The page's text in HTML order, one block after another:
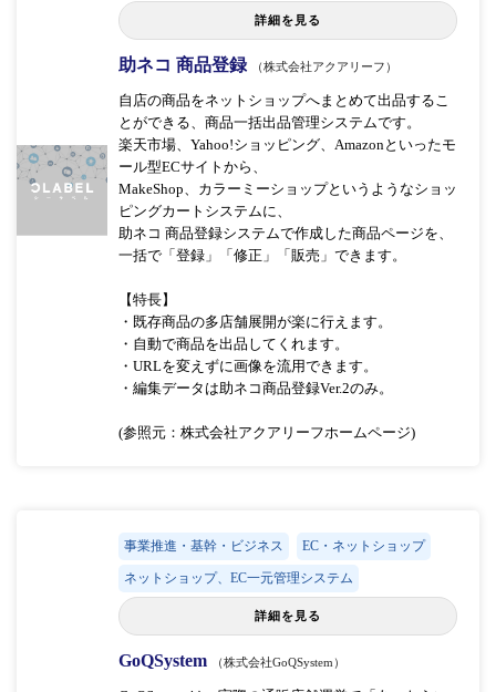
詳細を見る
助ネコ 商品登録 （株式会社アクアリーフ）
自店の商品をネットショップへまとめて出品するこ
とができる、商品一括出品管理システムです。
楽天市場、Yahoo!ショッピング、Amazonといったモ
ール型ECサイトから、
MakeShop、カラーミーショップというようなショッ
ピングカートシステムに、
助ネコ 商品登録システムで作成した商品ページを、
一括で「登録」「修正」「販売」できます。
【特長】
・既存商品の多店舗展開が楽に行えます。
・自動で商品を出品してくれます。
・URLを変えずに画像を流用できます。
・編集データは助ネコ商品登録Ver.2のみ。
(参照元：株式会社アクアリーフホームページ)
事業推進・基幹・ビジネス EC・ネットショップ
ネットショップ、EC一元管理システム
詳細を見る
GoQSystem （株式会社GoQSystem）